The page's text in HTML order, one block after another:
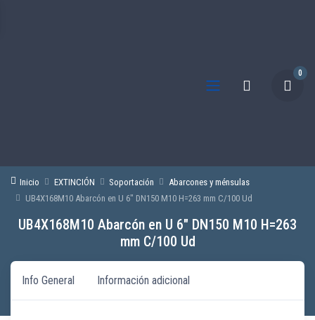
0
Inicio EXTINCIÓN Soportación
Abarcones y ménsulas
UB4X168M10 Abarcón en U 6″ DN150 M10 H=263 mm C/100 Ud
UB4X168M10 Abarcón en U 6″ DN150 M10 H=263
mm C/100 Ud
Info General Información adicional